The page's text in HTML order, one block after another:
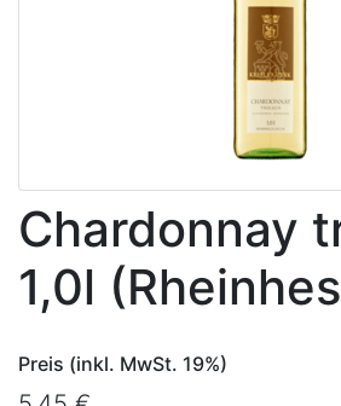
Chardonnay
1,0l
Preis (inkl. MwSt. 19%)